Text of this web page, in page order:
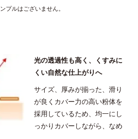
ラウロイルグルタミン酸ジ（フィトステ
プルはございません。
光の透過性も高く、くすみに
くい自然な仕上がりへ
サイズ、厚みが揃った、滑り
が良くカバー力の高い粉体を
採用しているため、均一にし
っかりカバーしながら、なめ